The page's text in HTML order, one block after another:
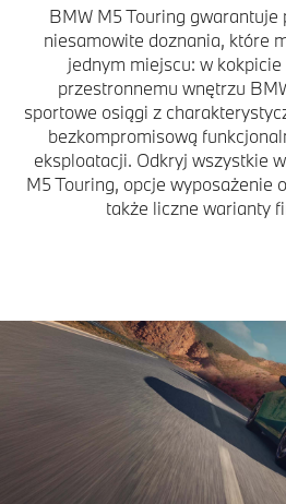
BMW M5 Touring gwarantuje
niesamowite doznania, które
jednym miejscu: w
przestronnemu wnętrzu
sportowe osiągi z
bezkompromisową
eksploatacji. Odkryj wszystkie
M5 Touring, opcje wyposażenie
także liczne warianty